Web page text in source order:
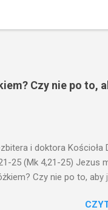
Czy nie po to,
i doktora Kościoła
25 (Mk 4,21-25) Jezus
Czy nie po to, aby
samą miarą, jaką wy